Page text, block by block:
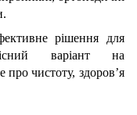
рішення для
варіант на
про чистоту, здоров’я